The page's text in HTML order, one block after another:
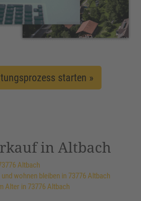
starten »
in Altbach
Altbach
wohnen bleiben in 73776 Altbach
Alter in 73776 Altbach